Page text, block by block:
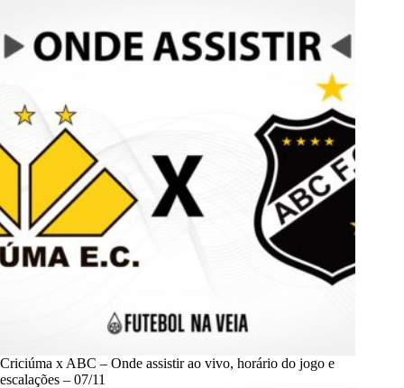
Criciúma x ABC – Onde assistir ao vivo, horário do jogo e
escalações – 07/11